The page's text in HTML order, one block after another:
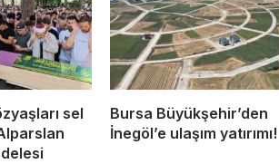
sel
Bursa Büyükşehir’den
İnegöl’e ulaşım yatırımı!